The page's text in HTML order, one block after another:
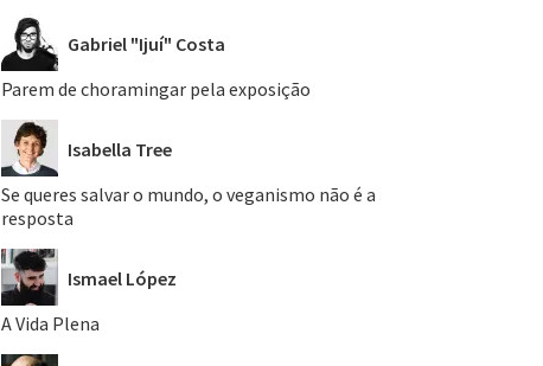
Gabriel "Ijuí" Costa
Parem de choramingar pela exposição
Isabella Tree
Se queres salvar o mundo, o veganismo não é a
resposta
Ismael López
A Vida Plena